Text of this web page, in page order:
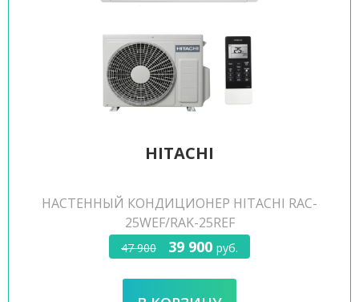
HITACHI
НАСТЕННЫЙ КОНДИЦИОНЕР HITACHI RAC-
25WEF/RAK-25REF
47 900 39 900 руб.